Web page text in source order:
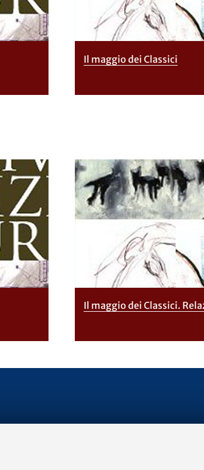
Il maggio dei Classici
Il maggio dei Classici.